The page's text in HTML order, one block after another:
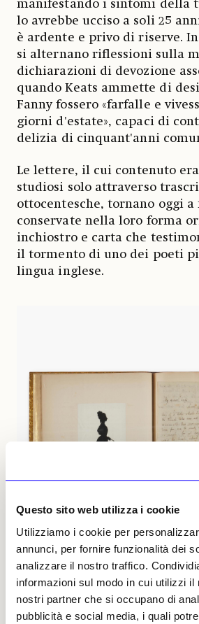
Questo sito web utilizza i cookie
Utilizziamo i cookie per
annunci, per fornire funzionalità dei
analizzare il nostro traffico.
informazioni sul modo in cui utilizzi il
nostri partner che si occupano di
pubblicità e social media, i quali
manifestando i sintomi della
lo avrebbe ucciso a soli 25
è ardente e privo di riserve.
si alternano riflessioni sulla
dichiarazioni di devozione
quando Keats ammette di
Fanny fossero «farfalle e
giorni d'estate», capaci di
delizia di cinquant'anni
Le lettere, il cui contenuto
studiosi solo attraverso
ottocentesche, tornano oggi a
conservate nella loro forma
inchiostro e carta che
il tormento di uno dei poeti
lingua inglese.
Una delle otto lettere autografe firmate da John
Fanny Brawne